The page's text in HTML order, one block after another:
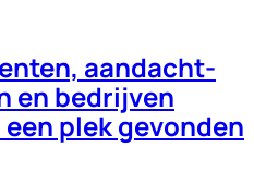
aandacht-
en bedrijven
plek gevonden